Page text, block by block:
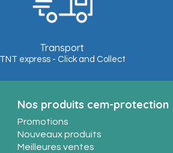
Transport
TNT express - Click and Collect
Nos produits cem-protection
Promotions
Nouveaux produits
Meilleures ventes